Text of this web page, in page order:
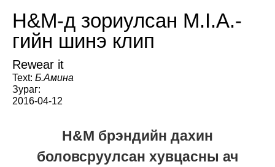
H&M-д зориулсан M.I.A.-
гийн шинэ клип
Rewear it
Text: Б.Амина
Зураг:
2016-04-12
H&M брэндийн дахин
боловсруулсан хувцасны ач